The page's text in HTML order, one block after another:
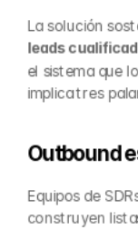
leads
el sistema que
implica tres
Outbound
Equipos de
construyen